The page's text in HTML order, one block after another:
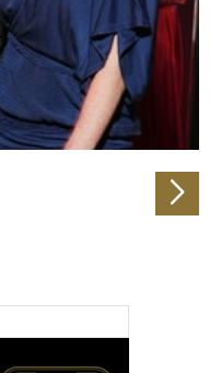
Website zu
zu Ihrer
Partner für
weiter. Unsere
möglicherweise mit
ihnen bereitgestellt